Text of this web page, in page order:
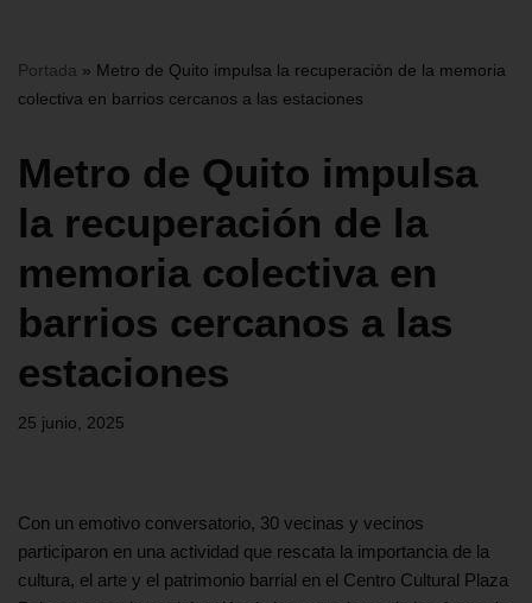
Portada » Metro de Quito impulsa la recuperación de la memoria
colectiva en barrios cercanos a las estaciones
Metro de Quito impulsa
la recuperación de la
memoria colectiva en
barrios cercanos a las
estaciones
25 junio, 2025
Con un emotivo conversatorio, 30 vecinas y vecinos
participaron en una actividad que rescata la importancia de la
cultura, el arte y el patrimonio barrial en el Centro Cultural Plaza